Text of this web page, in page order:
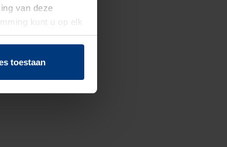
van deze
kunt u op elk
toestaan